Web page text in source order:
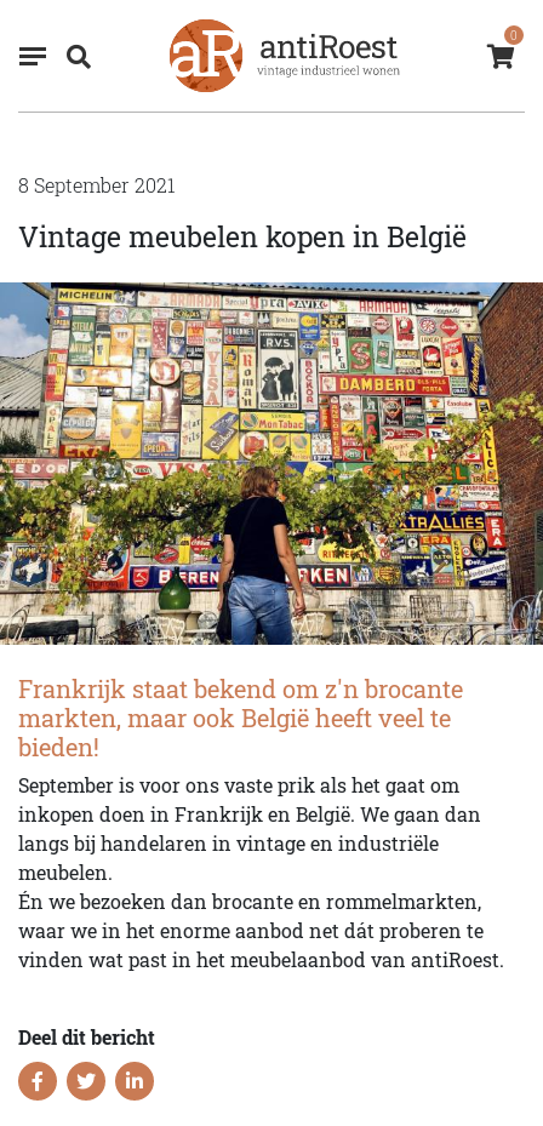
0
8 September 2021
Vintage meubelen kopen in België
Frankrijk staat bekend om z'n brocante
markten, maar ook België heeft veel te
bieden!
September is voor ons vaste prik als het gaat om
inkopen doen in Frankrijk en België. We gaan dan
langs bij handelaren in vintage en industriële
meubelen.
Én we bezoeken dan brocante en rommelmarkten,
waar we in het enorme aanbod net dát proberen te
vinden wat past in het meubelaanbod van antiRoest.
Deel dit bericht